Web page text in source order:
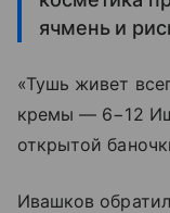
ячмень и
«Тушь живет
кремы — 6−12
открытой
Ивашков